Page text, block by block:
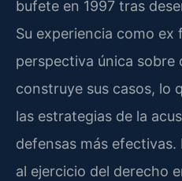
bufete en 1997 tras
Su experiencia como ex
perspectiva única sobre
construye sus casos, lo
las estrategias de la
defensas más efectivas.
al ejercicio del derecho